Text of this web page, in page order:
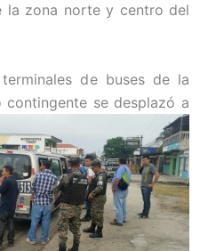
la zona norte y centro del
de buses de la
contingente se desplazó a